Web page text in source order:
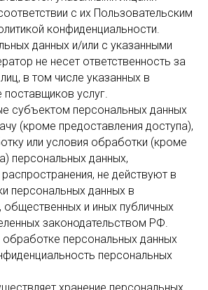
с их Пользовательским
конфиденциальности.
данных и/или с указанными
не несет ответственность за
в том числе указанных в
поставщиков услуг.
субъектом персональных данных
(кроме предоставления доступа),
или условия обработки (кроме
персональных данных,
не действуют в
персональных данных в
общественных и иных публичных
законодательством РФ.
обработке персональных данных
персональных